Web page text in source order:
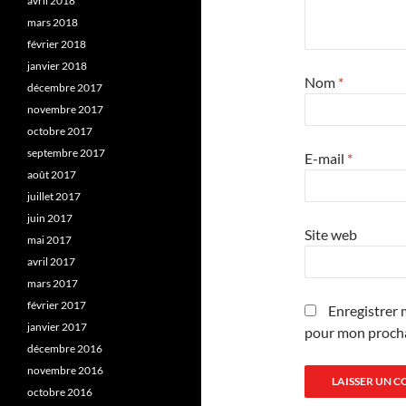
Nom *
E-mail *
Site web
Enregistrer
pour mon
mars 2018
février 2018
janvier 2018
décembre 2017
novembre 2017
octobre 2017
septembre 2017
août 2017
juillet 2017
juin 2017
mai 2017
avril 2017
mars 2017
février 2017
janvier 2017
décembre 2016
novembre 2016
octobre 2016